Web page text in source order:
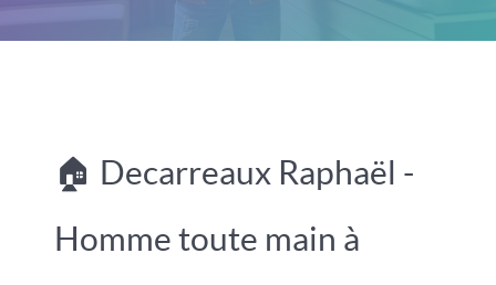
🏠 Decarreaux Raphaël -
Homme toute main à